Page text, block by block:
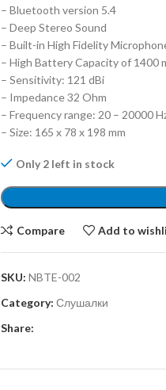
– Bluetooth version 5.4
– Deep Stereo Sound
– Built-in High Fidelity
– High Battery Capacity of 1400
– Sensitivity: 121 dBi
– Impedance 32 Ohm
– Frequency range: 20 – 20000
– Size: 165 x 78 x 198 mm
Only 2 left in stock
Compare Add to
SKU: NBTE-002
Category: Слушалки
Share: